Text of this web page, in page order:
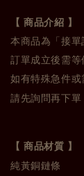
【 商品介紹 】
本商品為「接單
訂單成立後需等
如有特殊急件或
請先詢問再下單
【 商品材質 】
純黃銅鏈條